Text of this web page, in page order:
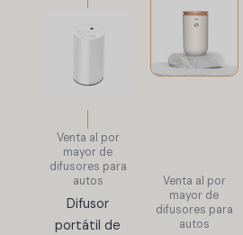
Venta al por
mayor de
difusores para
autos
Difusor
portátil de
Venta al por
mayor de
difusores para
autos